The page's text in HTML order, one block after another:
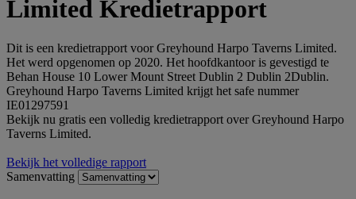
Limited Kredietrapport
Dit is een kredietrapport voor Greyhound Harpo Taverns Limited.
Het werd opgenomen op 2020. Het hoofdkantoor is gevestigd te
Behan House 10 Lower Mount Street Dublin 2 Dublin 2Dublin.
Greyhound Harpo Taverns Limited krijgt het safe nummer
IE01297591
Bekijk nu gratis een volledig kredietrapport over Greyhound Harpo
Taverns Limited.
Bekijk het volledige rapport
Samenvatting